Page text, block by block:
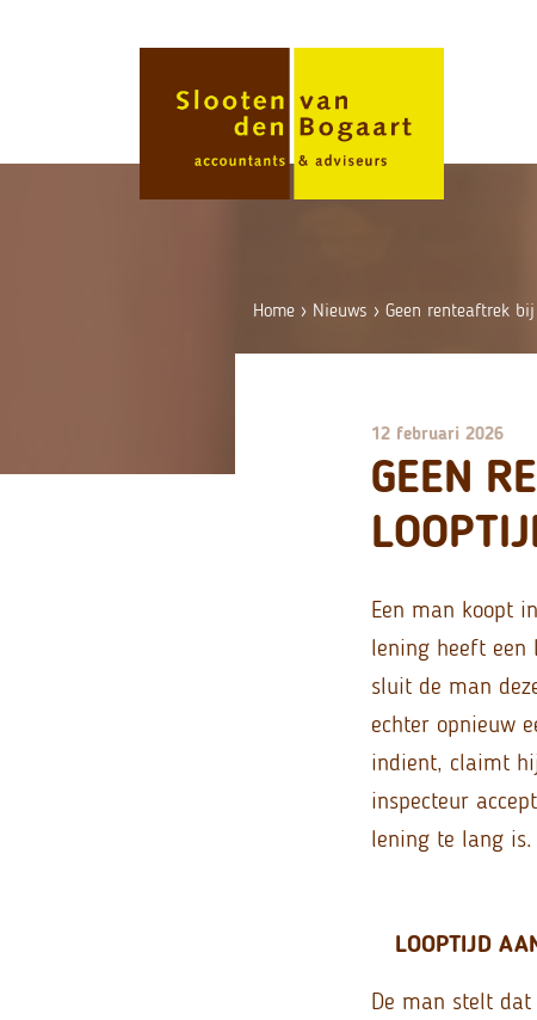
Home › Nieuws › Geen renteaftrek
12 februari 2026
GEEN
Een man koopt
lening heeft een
sluit de man
echter opnieuw
indient, claimt
inspecteur
lening te lang is.
LOOPTIJD
De man stelt